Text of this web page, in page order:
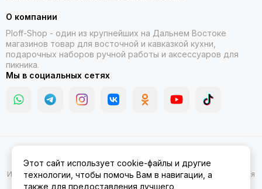
О компании
Ploff-Shop - один из крупнейших на Дальнем Востоке
магазинов товар для восточной и кавказкой кухни,
подарочных наборов ручной работы и аксессуаров для
пикника.
Мы в социальных сетях
Амуре.Карта сайта
Информация на сайте носит ознакомительный характер и не является
публичной офертой.
Этот сайт использует cookie-файлы и другие
технологии, чтобы помочь Вам в навигации, а
также для предоставления лучшего